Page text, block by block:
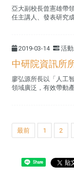
亞大副校長曾憲雄帶
任主講人、發表研究
2019-03-14 活
中研院資訊所
廖弘源所長以「人工
領域廣泛，有效帶動
最前 1 2
Share